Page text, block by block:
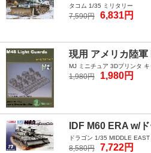
タコム 1/35 ミリタリー
7,590円 6,831円
現用 アメリカ陸軍
MJ ミニチュア 3Dプリンタ キ
1,980円 1,980円
IDF M60 ERA w/
ドラゴン 1/35 MIDDLE
8,580円 7,722円